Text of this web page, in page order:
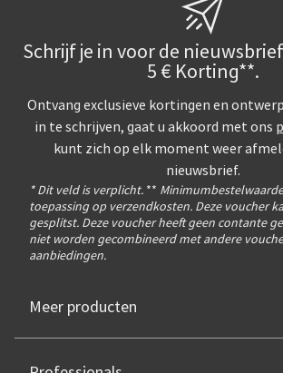
Schrijf je in voor de
5 € Korting**.
Ontvang exclusieve kortingen en
in te schrijven, gaat u akkoord met ons
kunt zich op elk moment weer
nieuwsbrief.
* Dit veld is verplicht. **
toepassing op verzendkosten. Deze voucher
gesplitst. Deze voucher heeft geen contante
niet worden gecombineerd met andere
aanbiedingen.
Meer producten